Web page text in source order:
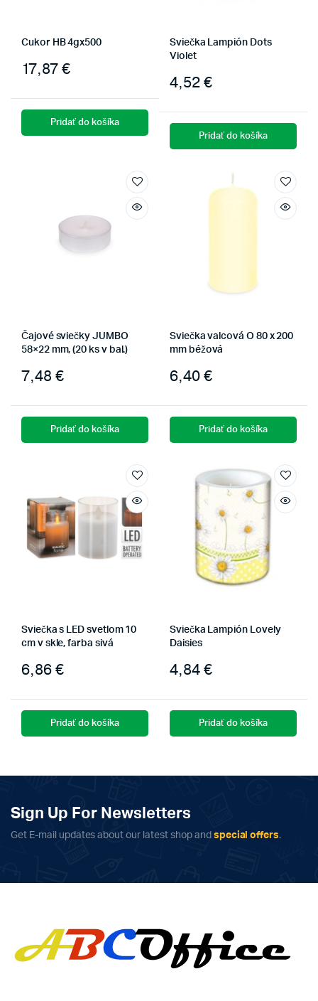
Cukor HB 4gx500
17,87€
Pridať do košíka
Sviečka Lampión Dots
Violet
4,52€
Pridať do košíka
Čajové sviečky JUMBO
58×22 mm, (20 ks v bal.)
7,48 €
Pridať do košíka
Sviečka valcová O 80 x 200
mm béžová
6,40€
Pridať do košíka
Sviečka s LED svetlom 10
cm v skle, farba sivá
6,86€
Pridať do košíka
Sviečka Lampión Lovely
Daisies
4,84€
Pridať do košíka
Sign Up For Newsletters
Get E-mail updates about our latest shop and special offers.